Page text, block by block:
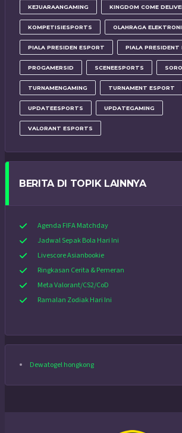
KEJUARAANGAMING KINGDOM COME
KOMPETISIESPORTS OLAHRAGA
PIALA PRESIDEN ESPORT PIALA PRESIDENT
PROGAMERSID SCENEESPORTS
TURNAMENGAMING TURNAMENT ESPORT
UPDATEESPORTS UPDATEGAMING
VALORANT ESPORTS
BERITA DI TOPIK LAINNYA
Agenda FIFA Matchday
Jadwal Sepak Bola Hari Ini
Livescore Asianbookie
Ringkasan Cerita & Pemeran
Meta Valorant/CS2/CoD
Ramalan Zodiak Hari Ini
Dewatogel hongkong